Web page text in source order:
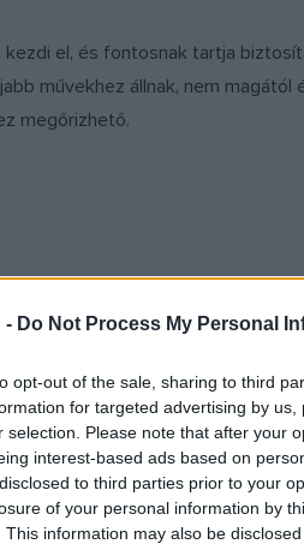
- Do Not Process My Personal
opt-out of the sale, sharing to third
for targeted advertising by
selection. Please note that after your
interest-based ads based on
to third parties prior to your
of your personal information by
This information may also be
el, és fontosnak tartja
művekhez állnak, nem
megőrizhető.
vezető karmestere is,
szintén győztesek, és már
majd velük, valamint
Bogányi Gergely Liszt- és
Suwanai, aki minden idők